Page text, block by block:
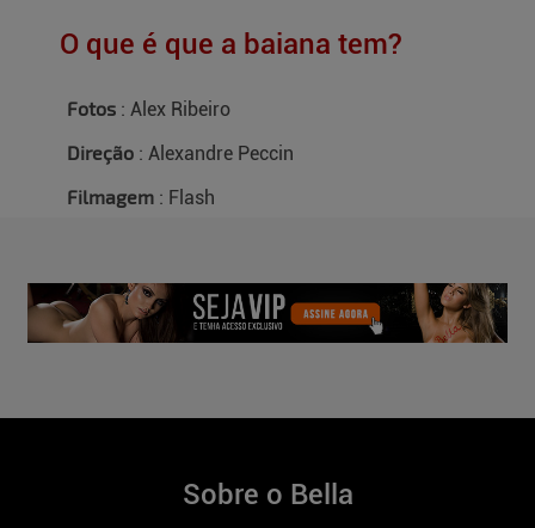
O que é que a baiana tem?
Fotos : Alex Ribeiro
Direção : Alexandre Peccin
Filmagem : Flash
Sobre o Bella